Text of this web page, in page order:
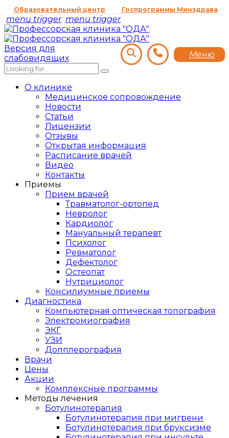
Образовательный центр Госпрограммы Минздрава
menu trigger menu trigger
Меню
Версия для
слабовидящих
О клинике
Медицинское сопровождение
Новости
Статьи
Лицензии
Отзывы
Открытая информация
Расписание врачей
Видео
Контакты
Приемы
Прием врачей
Травматолог-ортопед
Невролог
Кардиолог
Мануальный терапевт
Психолог
Ревматолог
Дефектолог
Остеопат
Нутрициолог
Консилиумные приемы
Диагностика
Компьютерная оптическая топография
Электромиография
ЭКГ
УЗИ
Допплерография
Врачи
Цены
Акции
Комплексные программы
Методы лечения
Ботулинотерапия
Ботулинотерапия при мигрени
Ботулинотерапия при бруксизме